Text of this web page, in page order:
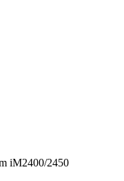
iM2400/2450